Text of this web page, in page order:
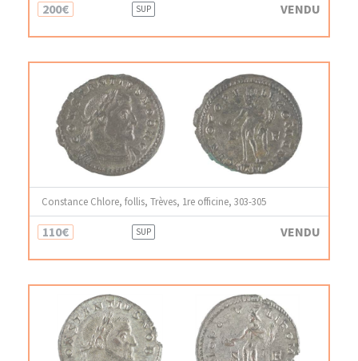
200€ SUP VENDU
Constance Chlore, follis, Trèves, 1re officine, 303-305
110€ SUP VENDU